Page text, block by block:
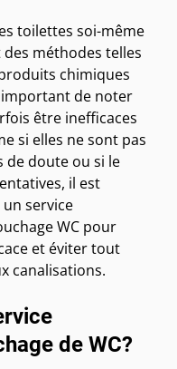
toilettes soi-même
méthodes telles
chimiques
important de noter
être inefficaces
si elles ne sont pas
de doute ou si le
il est
service
WC pour
et éviter tout
canalisations.
de WC?